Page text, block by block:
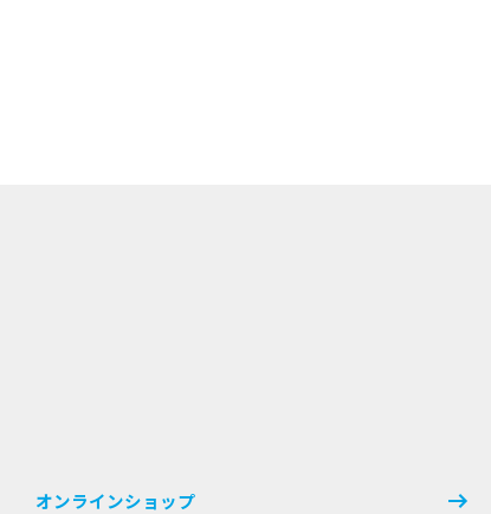
オンラインショップ